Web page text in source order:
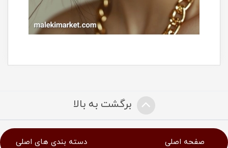
برگشت به بالا
صفحه اصلی دسته بندی های اصلی